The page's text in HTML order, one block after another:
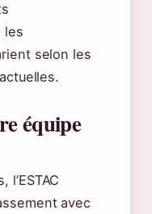
les
selon les
équipe
avec